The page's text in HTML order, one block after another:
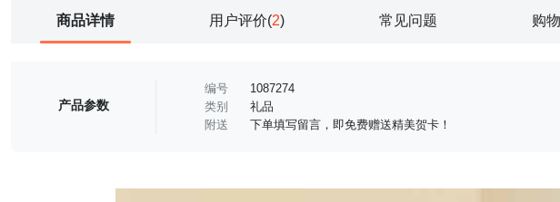
商品详情 用户评价(2) 常见问题 购
产品参数
编号
1087274
类别
礼品
附送
下单填写留言，即免费赠送精美贺卡！